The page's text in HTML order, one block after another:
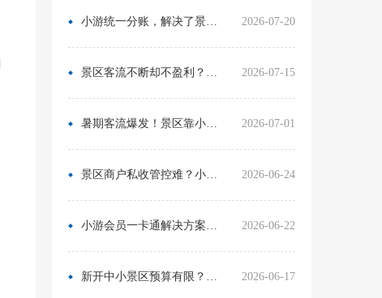
小游统一分账，解决了景区在多渠道合作中的资金管理难题 2026-07-20
景区客流不断却不盈利？靠一卡通盘活二消，真实案例营收翻倍 2026-07-15
暑期客流爆发！景区靠小游票务系统，轻松拿捏旺季流量与口碑 2026-07-01
景区商户私收管控难？小游票务系统统一收银方案，从根源杜绝私自收款 2026-06-24
小游会员一卡通解决方案：消费游玩更省心！ 2026-06-22
新开中小景区预算有限？分 3 阶段搭建售检票系统，小游票务轻量化方案直接落地 2026-06-17